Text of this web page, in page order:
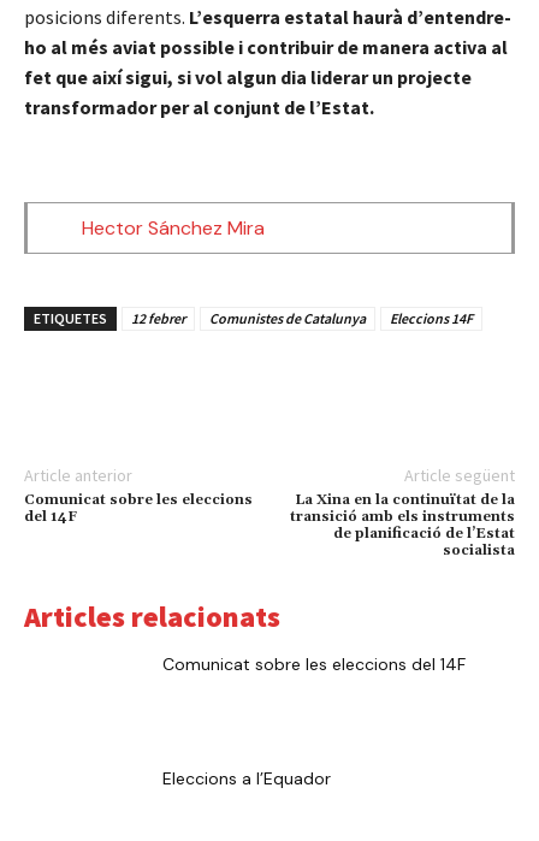
posicions diferents. L’esquerra estatal haurà d’entendre-
ho al més aviat possible i contribuir de manera activa al
fet que així sigui, si vol algun dia liderar un projecte
transformador per al conjunt de l’Estat.
Hector Sánchez Mira
ETIQUETES 12 febrer Comunistes de Catalunya Eleccions 14F
Article anterior
Comunicat sobre les eleccions
del 14F
Article següent
La Xina en la continuïtat de la
transició amb els instruments
de planificació de l’Estat
socialista
Articles relacionats
Comunicat sobre les eleccions del 14F
Eleccions a l’Equador